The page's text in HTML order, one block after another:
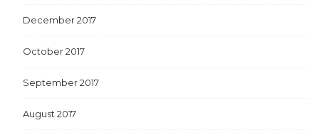
December 2017
October 2017
September 2017
August 2017